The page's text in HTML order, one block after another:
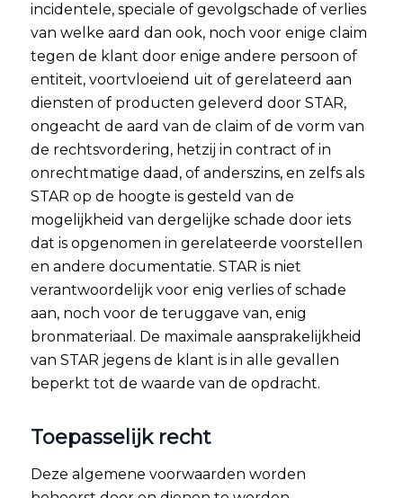
incidentele, speciale of gevolgschade of verlies
van welke aard dan ook, noch voor enige claim
tegen de klant door enige andere persoon of
entiteit, voortvloeiend uit of gerelateerd aan
diensten of producten geleverd door STAR,
ongeacht de aard van de claim of de vorm van
de rechtsvordering, hetzij in contract of in
onrechtmatige daad, of anderszins, en zelfs als
STAR op de hoogte is gesteld van de
mogelijkheid van dergelijke schade door iets
dat is opgenomen in gerelateerde voorstellen
en andere documentatie. STAR is niet
verantwoordelijk voor enig verlies of schade
aan, noch voor de teruggave van, enig
bronmateriaal. De maximale aansprakelijkheid
van STAR jegens de klant is in alle gevallen
beperkt tot de waarde van de opdracht.
Toepasselijk recht
Deze algemene voorwaarden worden